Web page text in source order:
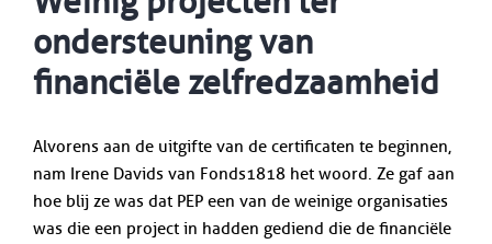
ondersteuning van
financiële zelfredzaamheid
Alvorens aan de uitgifte van de certificaten te beginnen,
nam Irene Davids van Fonds1818 het woord. Ze gaf aan
hoe blij ze was dat PEP een van de weinige organisaties
was die een project in hadden gediend die de financiële